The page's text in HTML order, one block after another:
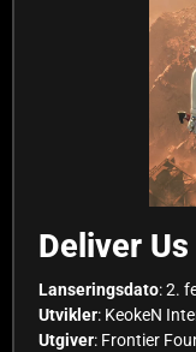
Deliver
Lanseringsdato: 2.
Utvikler: KeokeN
Utgiver: Frontier